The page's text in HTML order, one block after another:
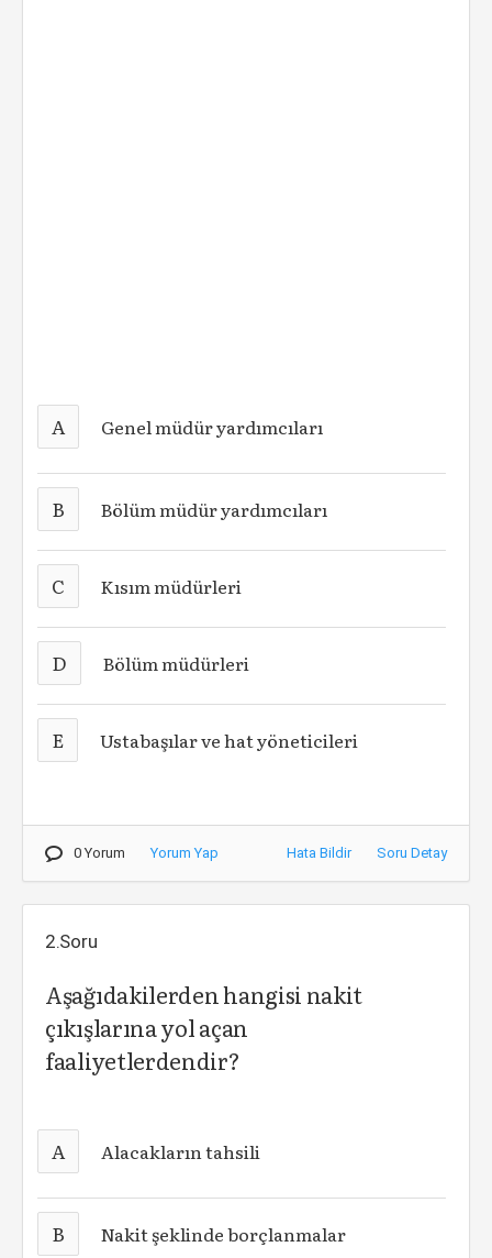
A Genel müdür yardımcıları
B Bölüm müdür yardımcıları
C Kısım müdürleri
D Bölüm müdürleri
E Ustabaşılar ve hat yöneticileri
0 Yorum Yorum Yap Hata Bildir Soru Detay
2.Soru
Aşağıdakilerden hangisi nakit
çıkışlarına yol açan
faaliyetlerdendir?
A Alacakların tahsili
B Nakit şeklinde borçlanmalar